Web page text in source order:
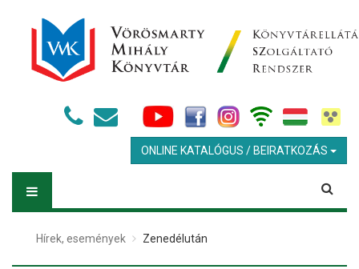
ONLINE KATALÓGUS / BEIRATKOZÁS
Hírek, események Zenedélután